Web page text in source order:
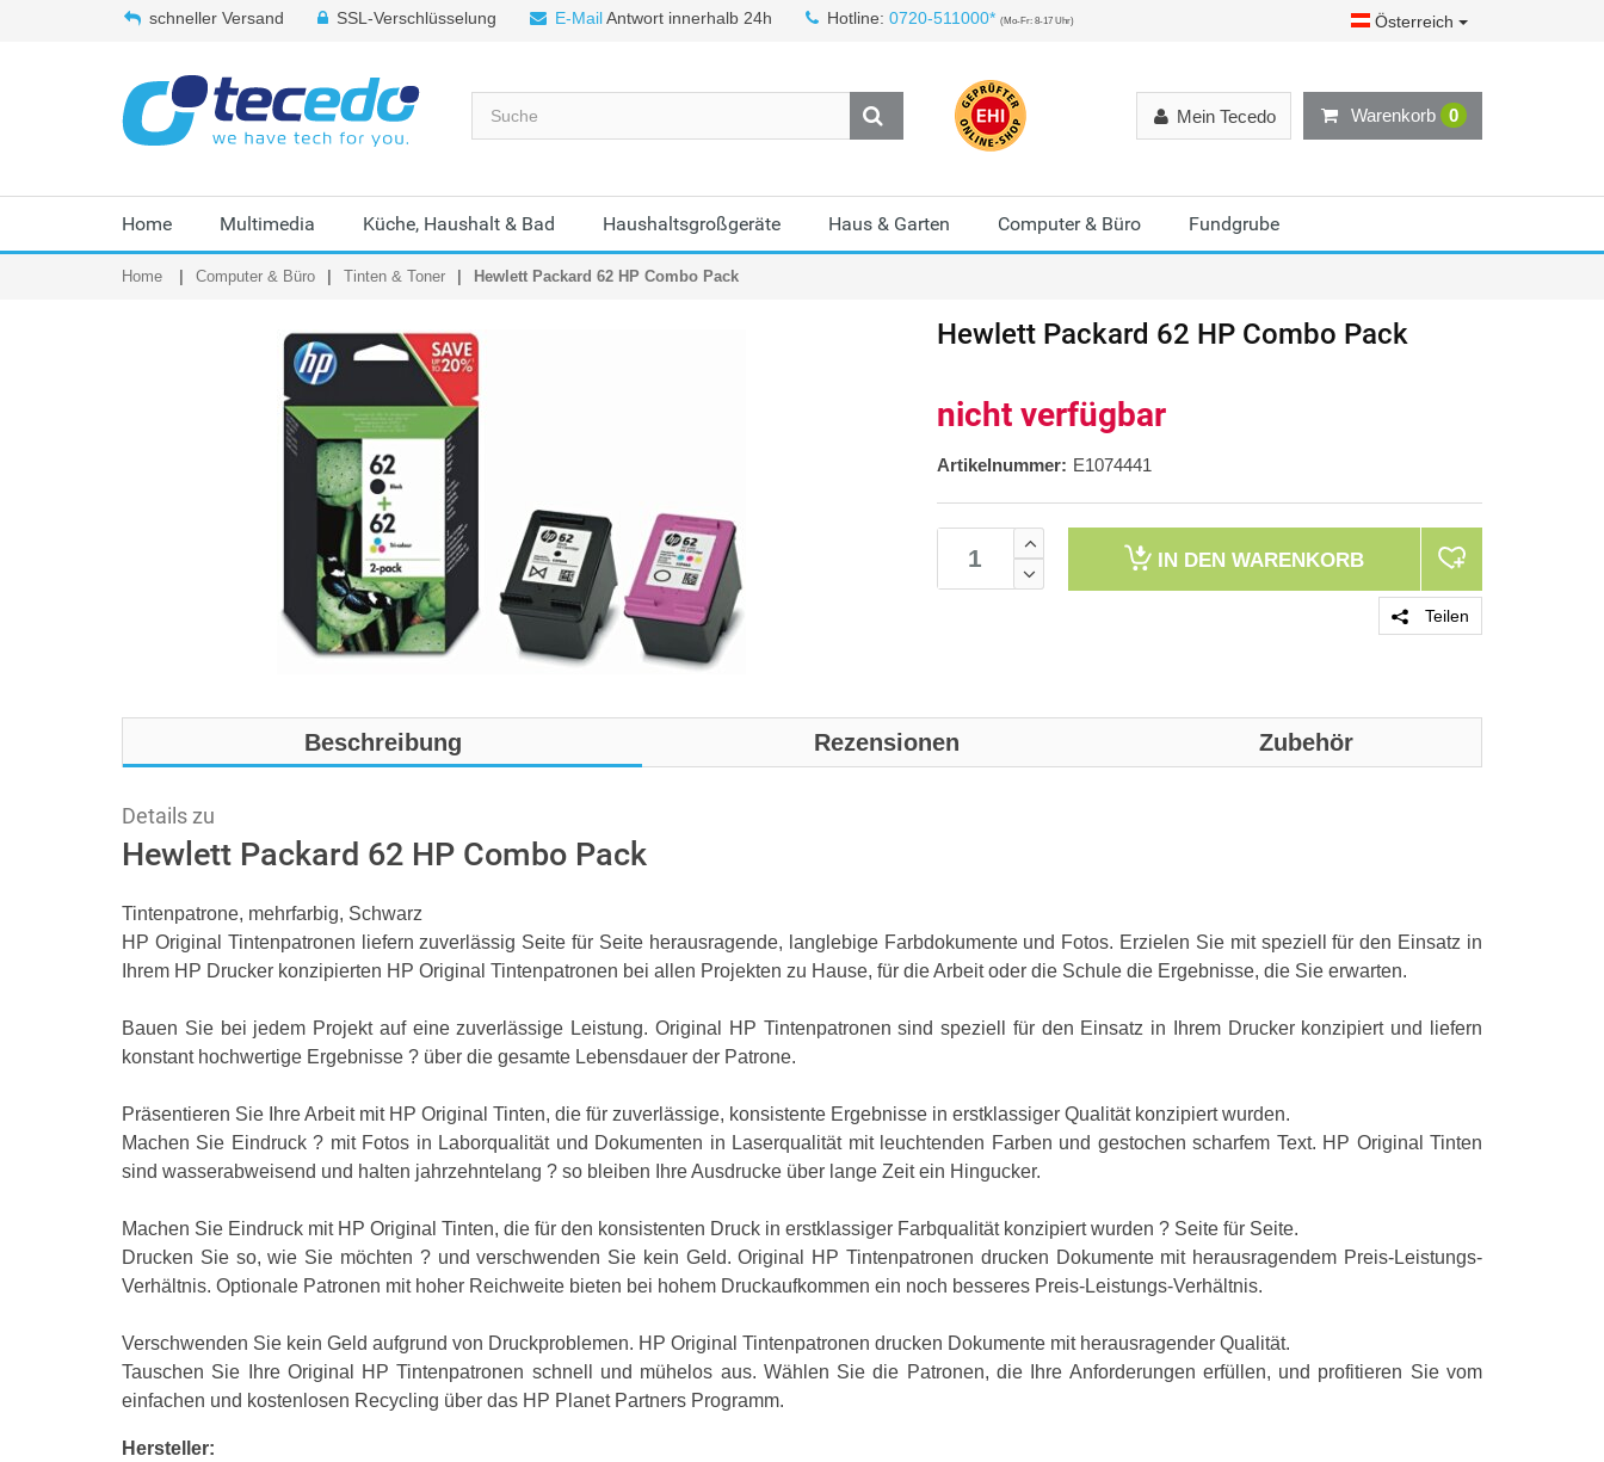
schneller Versand SSL-Verschlüsselung E-MailAntwort innerhalb 24h Hotline: 0720-511000* (Mo-Fr: 8-17 Uhr) Österreich
Warenkorb 0
Mein Tecedo
Home Multimedia Küche, Haushalt & Bad Haushaltsgroßgeräte Haus & Garten Computer & Büro Fundgrube
Home Computer & Büro Tinten & Toner Hewlett Packard 62 HP Combo Pack
Hewlett Packard 62 HP Combo Pack
nicht verfügbar
Artikelnummer: E1074441
IN DEN WARENKORB
Teilen
Beschreibung Rezensionen Zubehör
Details zu
Hewlett Packard 62 HP Combo Pack
Tintenpatrone, mehrfarbig, Schwarz
HP Original Tintenpatronen liefern zuverlässig Seite für Seite herausragende, langlebige Farbdokumente und Fotos. Erzielen Sie mit speziell für den Einsatz in
Ihrem HP Drucker konzipierten HP Original Tintenpatronen bei allen Projekten zu Hause, für die Arbeit oder die Schule die Ergebnisse, die Sie erwarten.
Bauen Sie bei jedem Projekt auf eine zuverlässige Leistung. Original HP Tintenpatronen sind speziell für den Einsatz in Ihrem Drucker konzipiert und liefern
konstant hochwertige Ergebnisse ? über die gesamte Lebensdauer der Patrone.
Präsentieren Sie Ihre Arbeit mit HP Original Tinten, die für zuverlässige, konsistente Ergebnisse in erstklassiger Qualität konzipiert wurden.
Machen Sie Eindruck ? mit Fotos in Laborqualität und Dokumenten in Laserqualität mit leuchtenden Farben und gestochen scharfem Text. HP Original Tinten
sind wasserabweisend und halten jahrzehntelang ? so bleiben Ihre Ausdrucke über lange Zeit ein Hingucker.
Machen Sie Eindruck mit HP Original Tinten, die für den konsistenten Druck in erstklassiger Farbqualität konzipiert wurden ? Seite für Seite.
Drucken Sie so, wie Sie möchten ? und verschwenden Sie kein Geld. Original HP Tintenpatronen drucken Dokumente mit herausragendem Preis-Leistungs-
Verhältnis. Optionale Patronen mit hoher Reichweite bieten bei hohem Druckaufkommen ein noch besseres Preis-Leistungs-Verhältnis.
Verschwenden Sie kein Geld aufgrund von Druckproblemen. HP Original Tintenpatronen drucken Dokumente mit herausragender Qualität.
Tauschen Sie Ihre Original HP Tintenpatronen schnell und mühelos aus. Wählen Sie die Patronen, die Ihre Anforderungen erfüllen, und profitieren Sie vom
einfachen und kostenlosen Recycling über das HP Planet Partners Programm.
Hersteller: